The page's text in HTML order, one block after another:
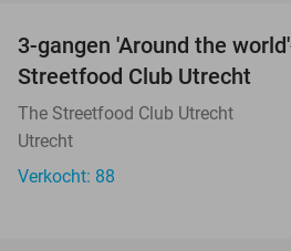
3-gangen 'Around the
Streetfood Club Utrecht
The Streetfood Club Utrecht
Utrecht
Verkocht: 88